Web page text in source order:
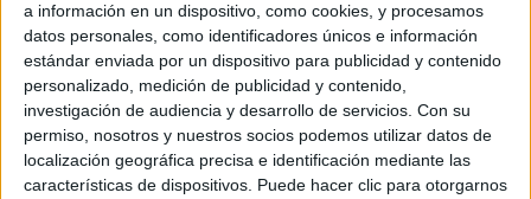
a información en un dispositivo, como cookies, y procesamos
datos personales, como identificadores únicos e información
estándar enviada por un dispositivo para publicidad y contenido
personalizado, medición de publicidad y contenido,
investigación de audiencia y desarrollo de servicios. Con su
permiso, nosotros y nuestros socios podemos utilizar datos de
localización geográfica precisa e identificación mediante las
características de dispositivos. Puede hacer clic para otorgarnos